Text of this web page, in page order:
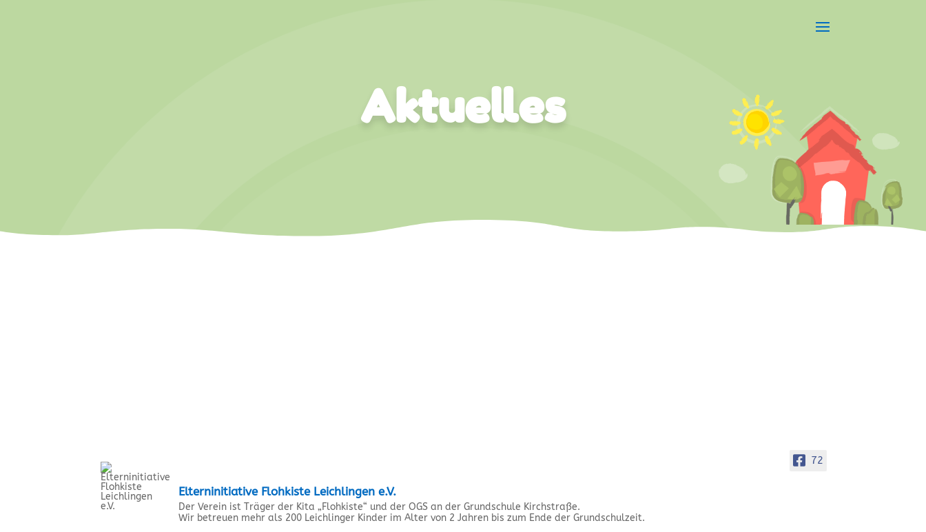
Aktuelles
72
Elterninitiative Flohkiste Leichlingen e.V.
Der Verein ist Träger der Kita „Flohkiste“ und der OGS an der Grundschule Kirchstraße.
Wir betreuen mehr als 200 Leichlinger Kinder im Alter von 2 Jahren bis zum Ende der Grundschulzeit.